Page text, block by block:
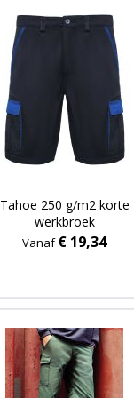
Tahoe 250 g/m2 korte
werkbroek
Vanaf€ 19,34